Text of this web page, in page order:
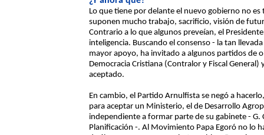
Lo que tiene por delante el nuevo gobierno no
suponen mucho trabajo, sacrificio, visión de
Contrario a lo que algunos preveían, el
inteligencia. Buscando el consenso - la tan
mayor apoyo, ha invitado a algunos partidos de
Democracia Cristiana (Contralor y Fiscal
aceptado.
En cambio, el Partido Arnulfista se negó a
para aceptar un Ministerio, el de Desarrollo
independiente a formar parte de su gabinete -
Planificación -. Al Movimiento Papa Egoró no lo